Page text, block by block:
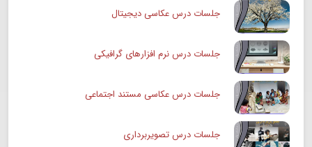
جلسات درس عکاسی دیجیتال
جلسات درس نرم افزارهای گرافیکی
جلسات درس عکاسی مستند اجتماعی
جلسات درس تصویربرداری